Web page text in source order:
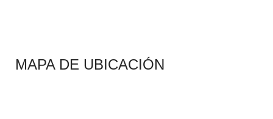
MAPA DE UBICACIÓN